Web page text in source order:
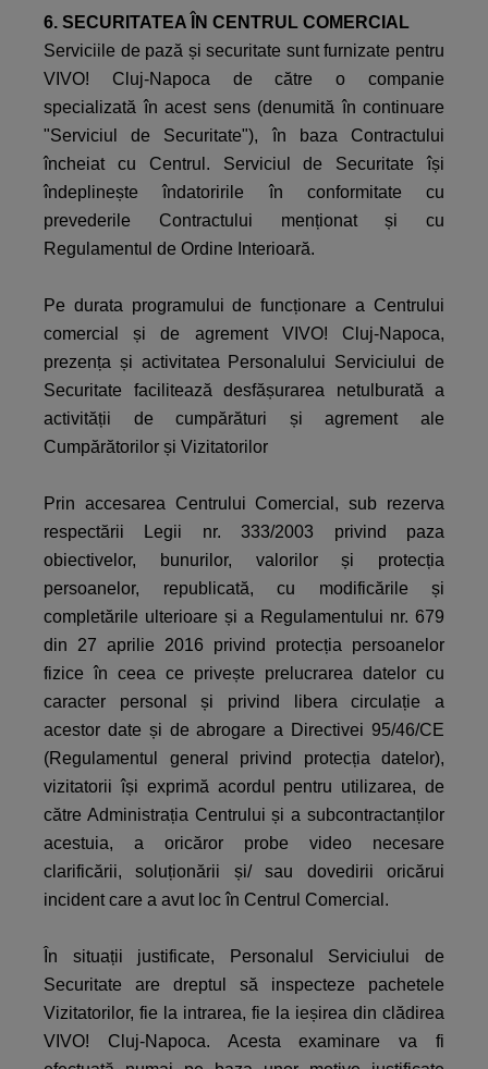
6. SECURITATEA ÎN CENTRUL COMERCIAL
Serviciile de pază și securitate sunt furnizate pentru
VIVO! Cluj-Napoca de către o companie
specializată în acest sens (denumită în continuare
"Serviciul de Securitate"), în baza Contractului
încheiat cu Centrul. Serviciul de Securitate își
îndeplinește îndatoririle în conformitate cu
prevederile Contractului menționat și cu
Regulamentul de Ordine Interioară.
Pe durata programului de funcționare a Centrului
comercial și de agrement VIVO! Cluj-Napoca,
prezența și activitatea Personalului Serviciului de
Securitate facilitează desfășurarea netulburată a
activității de cumpărături și agrement ale
Cumpărătorilor și Vizitatorilor
Prin accesarea Centrului Comercial, sub rezerva
respectării Legii nr. 333/2003 privind paza
obiectivelor, bunurilor, valorilor și protecția
persoanelor, republicată, cu modificările și
completările ulterioare și a Regulamentului nr. 679
din 27 aprilie 2016 privind protecția persoanelor
fizice în ceea ce privește prelucrarea datelor cu
caracter personal și privind libera circulație a
acestor date și de abrogare a Directivei 95/46/CE
(Regulamentul general privind protecția datelor),
vizitatorii își exprimă acordul pentru utilizarea, de
către Administrația Centrului și a subcontractanților
acestuia, a oricăror probe video necesare
clarificării, soluționării și/ sau dovedirii oricărui
incident care a avut loc în Centrul Comercial.
În situații justificate, Personalul Serviciului de
Securitate are dreptul să inspecteze pachetele
Vizitatorilor, fie la intrarea, fie la ieșirea din clădirea
VIVO! Cluj-Napoca. Acesta examinare va fi